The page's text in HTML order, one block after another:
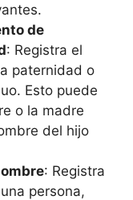
de
: Registra el
paternidad o
Esto puede
o la madre
del hijo
: Registra
persona,